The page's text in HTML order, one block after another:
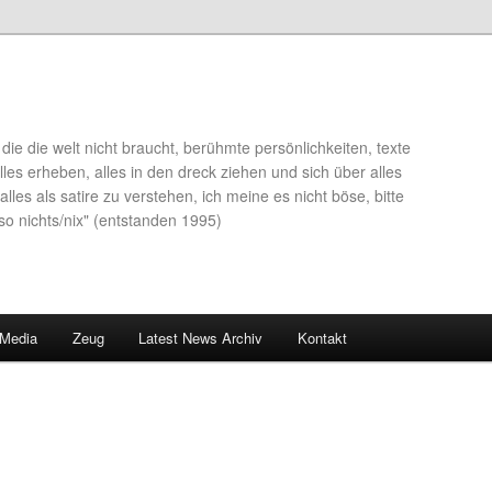
die welt nicht braucht, berühmte persönlichkeiten, texte
erheben, alles in den dreck ziehen und sich über alles
als satire zu verstehen, ich meine es nicht böse, bitte
nichts/nix" (entstanden 1995)
Zeug Latest News Archiv Kontakt